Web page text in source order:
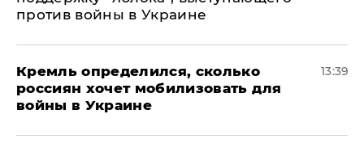
против войны в Украине
Кремль определился, сколько
россиян хочет мобилизовать для
войны в Украине
13:39